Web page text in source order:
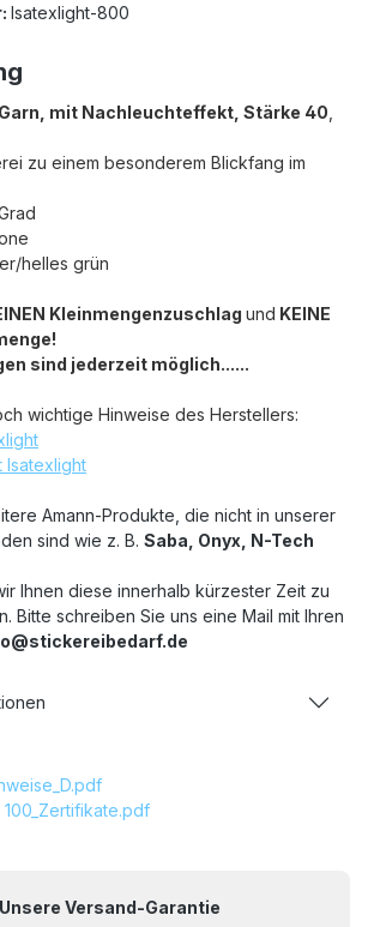
Isatexlight-800
mit Nachleuchteffekt, Stärke 40
zu einem besonderem Blickfang im
helles grün
Kleinmengenzuschlag und KEINE
sind jederzeit möglich......
wichtige Hinweise des Herstellers:
Isatexlight
Amann-Produkte, die nicht in unserer
sind wie z. B. Saba, Onyx, N-Tech
Ihnen diese innerhalb kürzester Zeit zu
Bitte schreiben Sie uns eine Mail mit Ihren
Unsere Versand-Garantie